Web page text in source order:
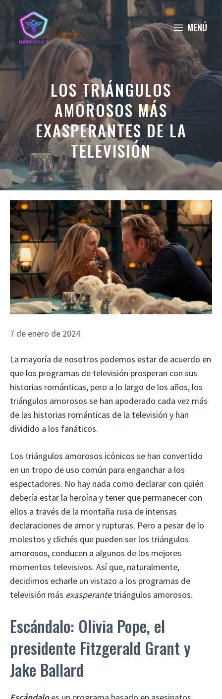
contenido
MENÚ
LOS TRIÁNGULOS
AMOROSOS MÁS
EXASPERANTES DE LA
TELEVISIÓN
7 de enero de 2024
La mayoría de nosotros podemos estar de acuerdo en
que los programas de televisión prosperan con sus
historias románticas, pero a lo largo de los años, los
triángulos amorosos se han apoderado cada vez más
de las historias románticas de la televisión y han
dividido a los fanáticos.
Los triángulos amorosos icónicos se han convertido
en un tropo de uso común para enganchar a los
espectadores. No hay nada como declarar con quién
debería estar la heroína y tener que permanecer con
ellos a través de la montaña rusa de intensas
declaraciones de amor y rupturas. Pero a pesar de lo
molestos y clichés que pueden ser los triángulos
amorosos, conducen a algunos de los mejores
momentos televisivos. Así que, naturalmente,
decidimos echarle un vistazo a los programas de
televisión más exasperantetriángulos amorosos.
Escándalo: Olivia Pope, el
presidente Fitzgerald Grant y
Jake Ballard